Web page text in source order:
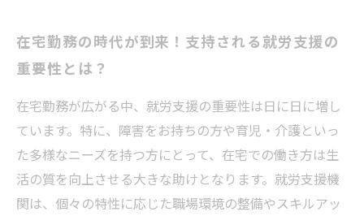
む理由
利用者の声から学ぶ、在宅勤務での快適な働き
方とは
支援が実現する、在宅での生活の質向上ストー
リー
在宅勤務の時代が到来！支持される就労支援の
重要性とは？
在宅勤務が広がる中、就労支援の重要性は日に日に増し
ています。特に、障害をお持ちの方や育児・介護といっ
た多様なニーズを持つ方にとって、在宅での働き方は生
活の質を向上させる大きな助けとなります。就労支援機
関は、個々の特性に応じた職場環境の整備やスキルアッ